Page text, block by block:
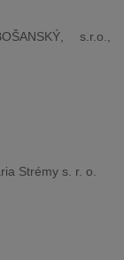
s.r.o.,
Strémy s. r. o.